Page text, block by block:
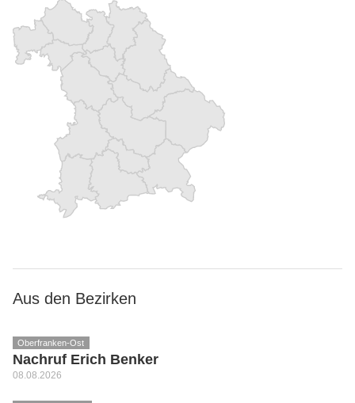
Aus den Bezirken
Oberfranken-Ost
Nachruf Erich Benker
08.08.2026